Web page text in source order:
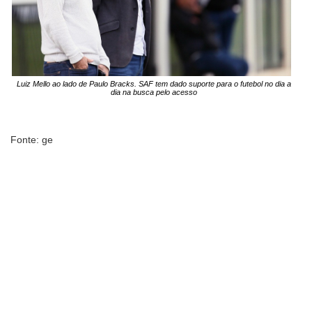
Luiz Mello ao lado de Paulo Bracks. SAF tem dado suporte para o futebol no dia a
dia na busca pelo acesso
Fonte: ge